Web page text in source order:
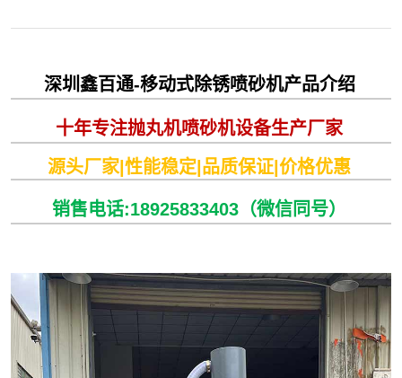
深圳鑫百通-移动式除锈喷砂机产品介绍
十年专注抛丸机喷砂机设备生产厂家
源头厂家|性能稳定|品质保证|价格优惠
销售电话:18925833403（微信同号）